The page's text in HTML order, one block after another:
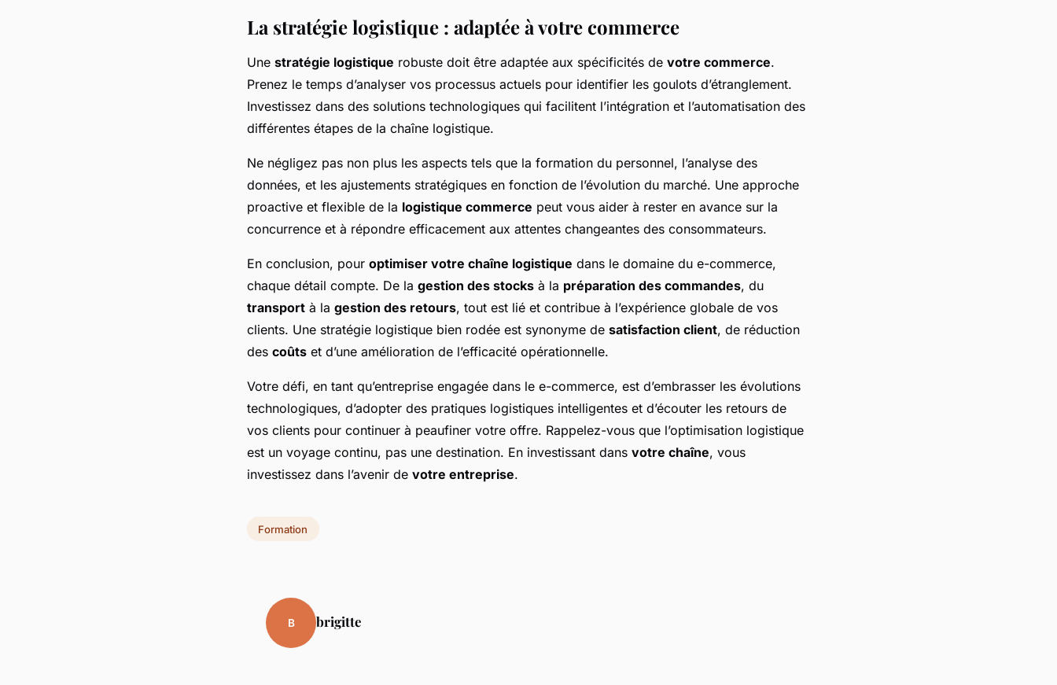
La stratégie logistique : adaptée à votre commerce
Une stratégie logistique robuste doit être adaptée aux spécificités de votre commerce.
Prenez le temps d’analyser vos processus actuels pour identifier les goulots d’étranglement.
Investissez dans des solutions technologiques qui facilitent l’intégration et l’automatisation des
différentes étapes de la chaîne logistique.
Ne négligez pas non plus les aspects tels que la formation du personnel, l’analyse des
données, et les ajustements stratégiques en fonction de l’évolution du marché. Une approche
proactive et flexible de la logistique commerce peut vous aider à rester en avance sur la
concurrence et à répondre efficacement aux attentes changeantes des consommateurs.
En conclusion, pour optimiser votre chaîne logistique dans le domaine du e-commerce,
chaque détail compte. De la gestion des stocks à la préparation des commandes, du
transport à la gestion des retours, tout est lié et contribue à l’expérience globale de vos
clients. Une stratégie logistique bien rodée est synonyme de satisfaction client, de réduction
des coûts et d’une amélioration de l’efficacité opérationnelle.
Votre défi, en tant qu’entreprise engagée dans le e-commerce, est d’embrasser les évolutions
technologiques, d’adopter des pratiques logistiques intelligentes et d’écouter les retours de
vos clients pour continuer à peaufiner votre offre. Rappelez-vous que l’optimisation logistique
est un voyage continu, pas une destination. En investissant dans votre chaîne, vous
investissez dans l’avenir de votre entreprise.
Formation
B brigitte